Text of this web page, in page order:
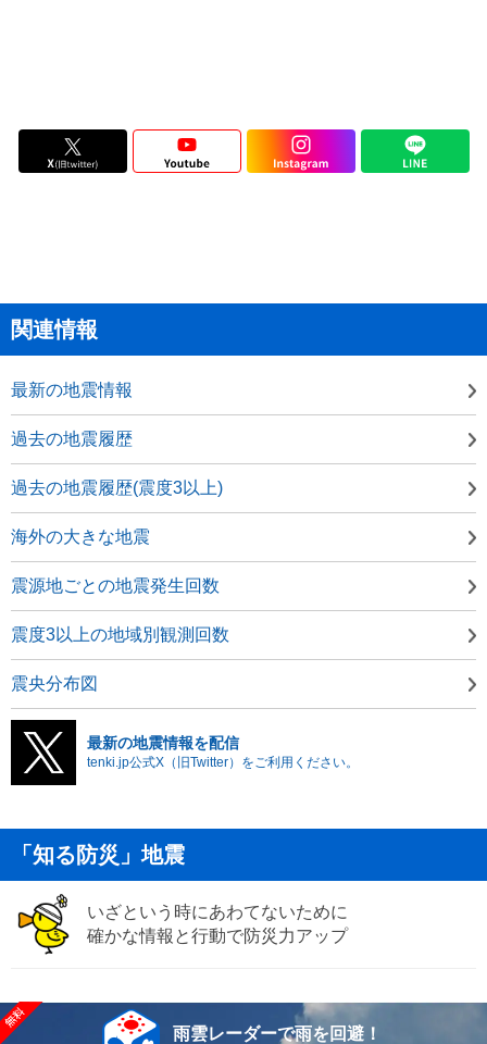
関連情報
最新の地震情報
過去の地震履歴
過去の地震履歴(震度3以上)
海外の大きな地震
震源地ごとの地震発生回数
震度3以上の地域別観測回数
震央分布図
最新の地震情報を配信
tenki.jp公式X（旧Twitter）をご利用ください。
「知る防災」地震
いざという時にあわてないために
確かな情報と行動で防災力アップ
雨雲レーダーで雨を回避！